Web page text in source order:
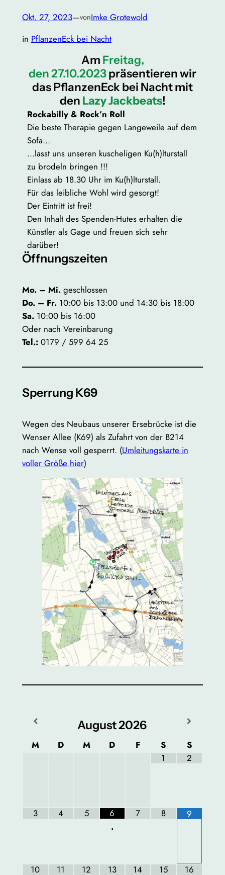
Okt. 27, 2023—vonImke Grotewold
in PflanzenEck bei Nacht
Am Freitag,
den 27.10.2023präsentieren wir
das PflanzenEck bei Nacht mit
den Lazy Jackbeats!
Rockabilly & Rock’n Roll
Die beste Therapie gegen Langeweile auf dem
Sofa…
…lasst uns unseren kuscheligen Ku(h)lturstall
zu brodeln bringen !!!
Einlass ab 18.30 Uhr im Ku(h)lturstall.
Für das leibliche Wohl wird gesorgt!
Der Eintritt ist frei!
Den Inhalt des Spenden-Hutes erhalten die
Künstler als Gage und freuen sich sehr
darüber!
Öffnungszeiten
Mo. – Mi.geschlossen
Do. – Fr. 10:00 bis 13:00 und 14:30 bis 18:00
Sa.10:00 bis 16:00
Oder nach Vereinbarung
Tel.:0179 / 599 64 25
Sperrung K69
Wegen des Neubaus unserer Ersebrücke ist die
Wenser Allee (K69) als Zufahrt von der B214
nach Wense voll gesperrt. (Umleitungskarte in
voller Größe hier)
August2026
M D M D F S
S
1
2
3 4 5
6
•
7 8 9
10 11 12 13 14 15 16